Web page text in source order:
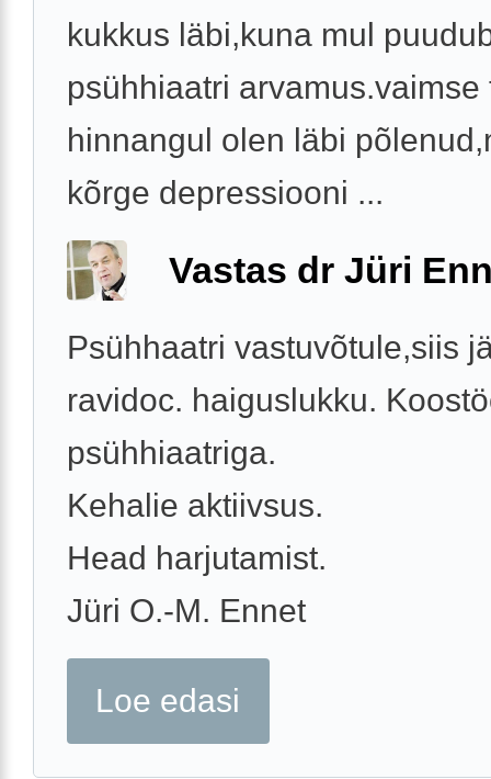
kukkus läbi,kuna mul
psühhiaatri arvamus.vaimse
hinnangul olen läbi
kõrge depressiooni ...
Vastas dr Jüri
Psühhaatri vastuvõtule,siis
ravidoc. haiguslukku.
psühhiaatriga.
Kehalie aktiivsus.
Head harjutamist.
Jüri O.-M. Ennet
Loe edasi